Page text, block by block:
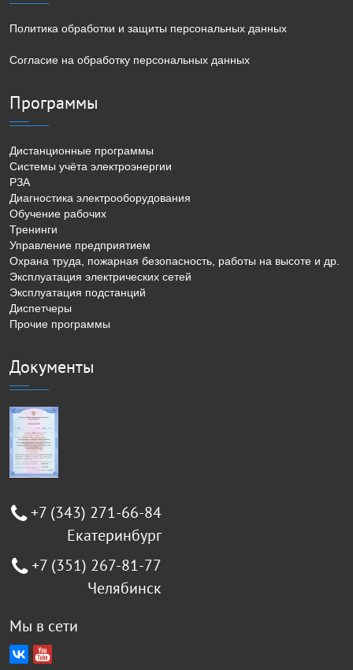
Политика обработки и защиты персональных данных
Согласие на обработку персональных данных
Программы
Дистанционные программы
Системы учёта электроэнергии
РЗА
Диагностика электрооборудования
Обучение рабочих
Тренинги
Управление предприятием
Охрана труда, пожарная безопасность, работы на высоте и др.
Эксплуатация электрических сетей
Эксплуатация подстанций
Диспетчеры
Прочие программы
Документы
+7 (343) 271-66-84
Екатеринбург
+7 (351) 267-81-77
Челябинск
Мы в сети